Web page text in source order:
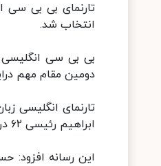
تارنمای بی بی
انتخاب شد.
بی بی سی انگلیسی
دومین مقام مهم
تارنمای انگلیسی
ابراهیم رئیسی ۶۲ درصد آرا را به خود اختصاص داده است.
این رسانه افزود: